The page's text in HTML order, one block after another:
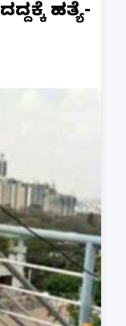
ಹತ್ಯೆ-